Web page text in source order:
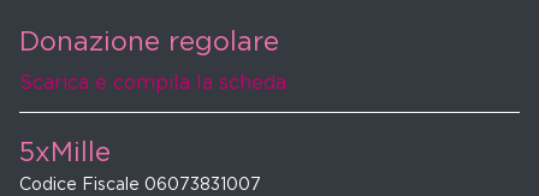
Donazione regolare
Scarica e compila la scheda
5xMille
Codice Fiscale 06073831007